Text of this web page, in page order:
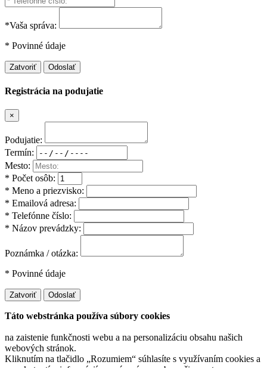
*Vaša správa:
* Povinné údaje
Zatvoriť Odoslať
Registrácia na podujatie
×
Podujatie:
Termín:
Mesto:
* Počet osôb:
* Meno a priezvisko:
* Emailová adresa:
* Telefónne číslo:
* Názov prevádzky:
Poznámka / otázka:
* Povinné údaje
Zatvoriť Odoslať
Táto webstránka používa súbory cookies
na zaistenie funkčnosti webu a na personalizáciu obsahu našich
webových stránok.
Kliknutím na tlačidlo „Rozumiem“ súhlasíte s využívaním cookies a